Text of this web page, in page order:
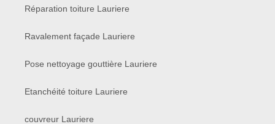
Réparation toiture Lauriere
Ravalement façade Lauriere
Pose nettoyage gouttière Lauriere
Etanchéité toiture Lauriere
couvreur Lauriere